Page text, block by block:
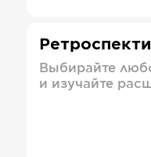
Выбирайте
и изучайте